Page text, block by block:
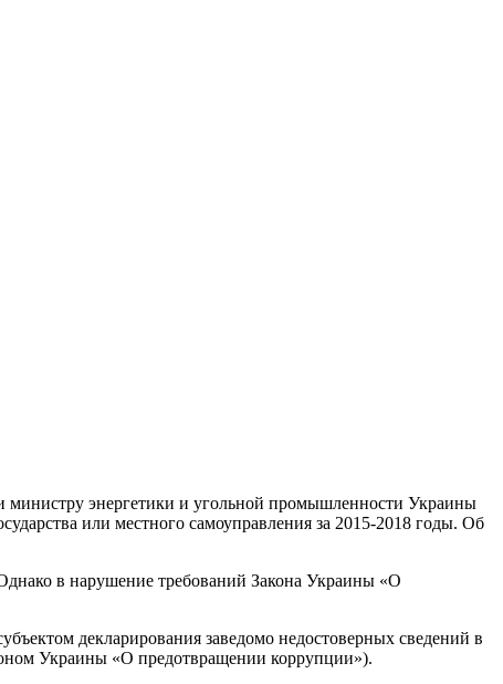
энергетики и угольной промышленности Украины
или местного самоуправления за 2015-2018 годы. Об
в нарушение требований Закона Украины «О
декларирования заведомо недостоверных сведений в
Украины «О предотвращении коррупции»).